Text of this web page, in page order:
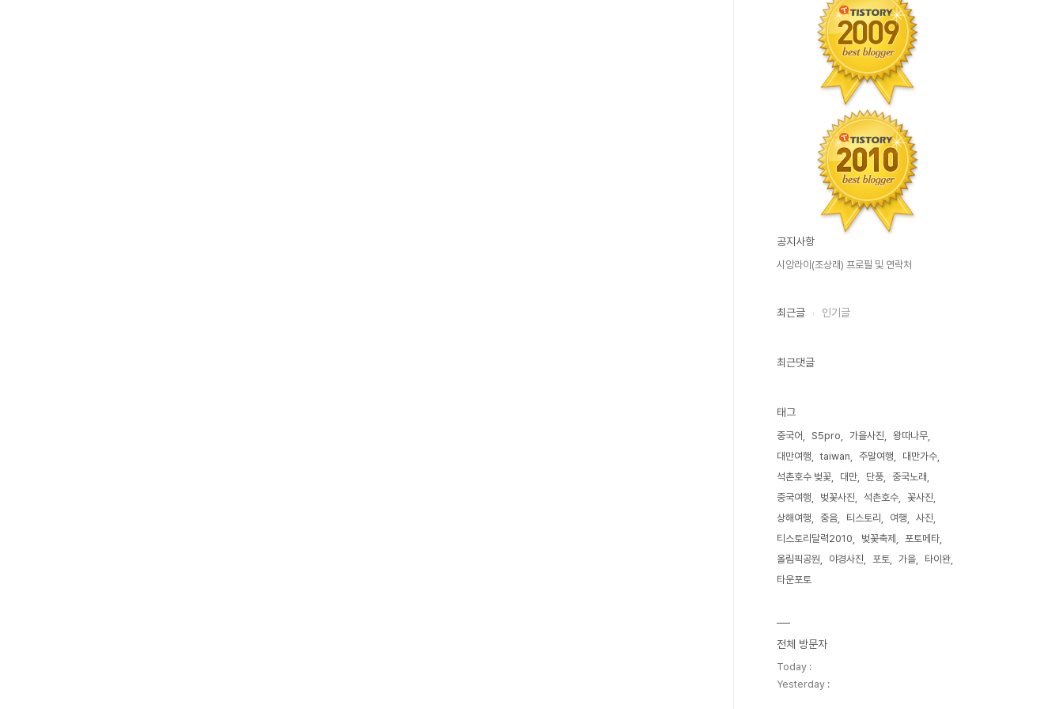
공지사항
시앙라이(조상래) 프로필 및 연락처
최근글 인기글
최근댓글
태그
중국어 S5pro 가을사진
왕따나무
대만여행
taiwan 주말여행
대만가수
석촌호수 벚꽃
대만 단풍
중국노래
중국여행
벚꽃사진 석촌호수
꽃사진
상해여행
중음 티스토리 여행
사진
티스토리달력2010
벚꽃축제
포토메타
올림픽공원
야경사진 포토 가을
타이완
타운포토
전체 방문자
Today :
Yesterday :